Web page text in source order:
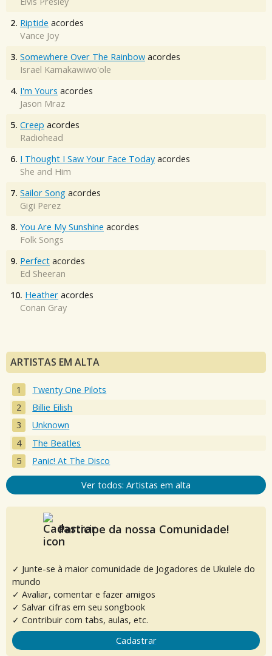
2. Riptide acordes
Vance Joy
3. Somewhere Over The Rainbow acordes
Israel Kamakawiwo'ole
4. I'm Yours acordes
Jason Mraz
5. Creep acordes
Radiohead
6. I Thought I Saw Your Face Today acordes
She and Him
7. Sailor Song acordes
Gigi Perez
8. You Are My Sunshine acordes
Folk Songs
9. Perfect acordes
Ed Sheeran
10. Heather acordes
Conan Gray
ARTISTAS EM ALTA
Twenty One Pilots
Billie Eilish
Unknown
The Beatles
Panic! At The Disco
Ver todos: Artistas em alta
Participe da nossa Comunidade!
✓ Junte-se à maior comunidade de Jogadores de Ukulele do
mundo
✓ Avaliar, comentar e fazer amigos
✓ Salvar cifras em seu songbook
✓ Contribuir com tabs, aulas, etc.
Cadastrar